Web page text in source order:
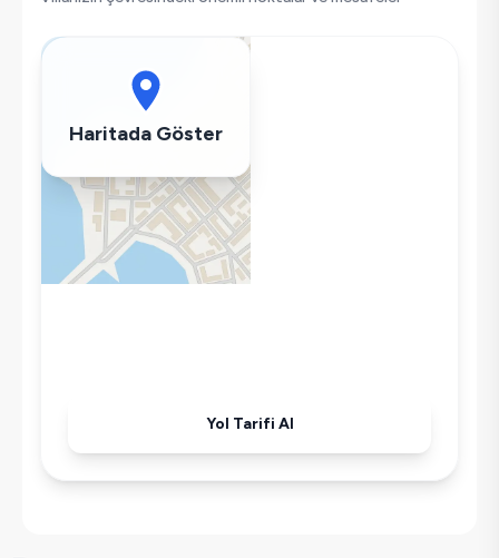
Çamaşır Makinesi
Tost Makinesi
Mikrodalga
Kettle
Korunaklı Havuz
Haritada Göster
Yol Tarifi Al